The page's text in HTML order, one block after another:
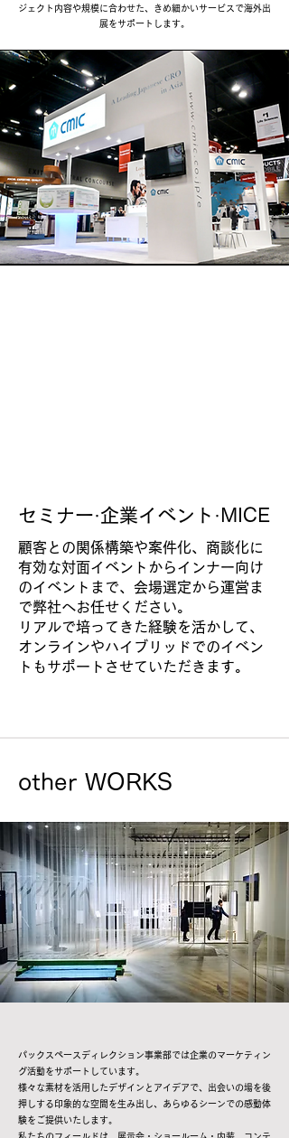
ジェクト内容や規模に合わせた、きめ細かいサービスで海外出
展をサポートします。
セミナー·企業イベント·MICE
顧客との関係構築や案件化、商談化に
有効な対面イベントからインナー向け
のイベントまで、会場選定から運営ま
で弊社へお任せください。
リアルで培ってきた経験を活かして、
オンラインやハイブリッドでのイベン
トもサポートさせていただきます。
other WORKS
パックスペースディレクション事業部では企業のマーケティン
グ活動をサポートしています。
様々な素材を活用したデザインとアイデアで、出会いの場を後
押しする印象的な空間を生み出し、あらゆるシーンでの感動体
験をご提供いたします。
私たちのフィールドは、展示会・ショールーム・内装、コンテ